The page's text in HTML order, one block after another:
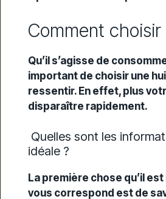
Comment
Qu’il s’agisse de
important de choisir une
ressentir. En effet, plus
disparaître rapidement.
Quelles sont les
idéale ?
La première chose qu’il
vous correspond est de